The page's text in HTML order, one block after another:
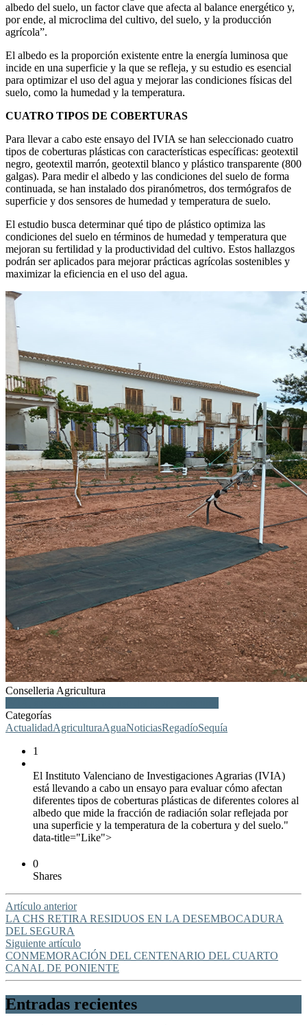
albedo del suelo, un factor clave que afecta al balance energético y,
por ende, al microclima del cultivo, del suelo, y la producción
agrícola”.
El albedo es la proporción existente entre la energía luminosa que
incide en una superficie y la que se refleja, y su estudio es esencial
para optimizar el uso del agua y mejorar las condiciones físicas del
suelo, como la humedad y la temperatura.
CUATRO TIPOS DE COBERTURAS
Para llevar a cabo este ensayo del IVIA se han seleccionado cuatro
tipos de coberturas plásticas con características específicas: geotextil
negro, geotextil marrón, geotextil blanco y plástico transparente (800
galgas). Para medir el albedo y las condiciones del suelo de forma
continuada, se han instalado dos piranómetros, dos termógrafos de
superficie y dos sensores de humedad y temperatura de suelo.
El estudio busca determinar qué tipo de plástico optimiza las
condiciones del suelo en términos de humedad y temperatura que
mejoran su fertilidad y la productividad del cultivo. Estos hallazgos
podrán ser aplicados para mejorar prácticas agrícolas sostenibles y
maximizar la eficiencia en el uso del agua.
Conselleria Agricultura
Categorías
ActualidadAgriculturaAguaNoticiasRegadíoSequía
1
El Instituto Valenciano de Investigaciones Agrarias (IVIA)
está llevando a cabo un ensayo para evaluar cómo afectan
diferentes tipos de coberturas plásticas de diferentes colores al
albedo que mide la fracción de radiación solar reflejada por
una superficie y la temperatura de la cobertura y del suelo."
data-title="Like">
0
Shares
Artículo anterior
LA CHS RETIRA RESIDUOS EN LA DESEMBOCADURA
DEL SEGURA
Siguiente artículo
CONMEMORACIÓN DEL CENTENARIO DEL CUARTO
CANAL DE PONIENTE
Entradas recientes